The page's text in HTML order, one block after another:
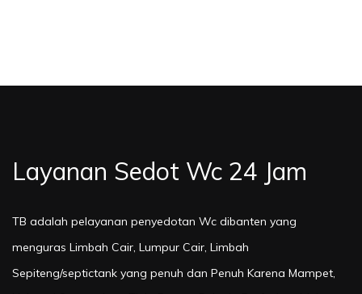
Layanan Sedot Wc 24 Jam
TB adalah pelayanan penyedotan Wc dibanten yang
menguras Limbah Cair, Lumpur Cair, Limbah
Sepiteng/septictank yang penuh dan Penuh Karena Mampet,